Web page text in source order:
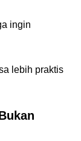
ingin
lebih praktis